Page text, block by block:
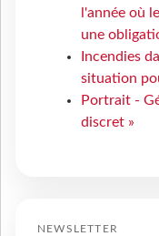
l'année où
une
Incendies
situation
Portrait -
discret »
NEWSLETTER